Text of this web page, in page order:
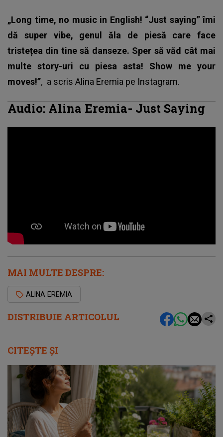
DISTRIBUIE ARTICOLUL
„Long time, no music in English! “Just saying” îmi
dă super vibe, genul ăla de piesă care face
tristețea din tine să danseze. Sper să văd cât mai
multe story-uri cu piesa asta! Show me your
moves!”, a scris Alina Eremia pe Instagram.
Audio: Alina Eremia- Just Saying
MAI MULTE DESPRE:
ALINA EREMIA
CITEȘTE ȘI